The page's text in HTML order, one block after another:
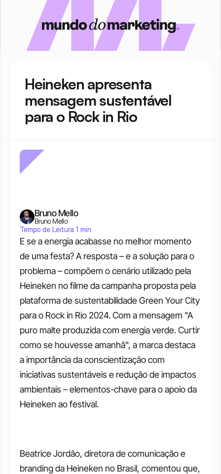
Heineken apresenta
mensagem sustentável
para o Rock in Rio
E se a energia acabasse no melhor momento
de uma festa? A resposta – e a solução para o
problema – compõem o cenário utilizado pela
Heineken no filme da campanha proposta pela
plataforma de sustentabilidade Green Your City
para o Rock in Rio 2024. Com a mensagem "A
puro malte produzida com energia verde. Curtir
como se houvesse amanhã", a marca destaca
a importância da conscientização com
iniciativas sustentáveis e redução de impactos
ambientais – elementos-chave para o apoio da
Heineken ao festival.
Beatrice Jordão, diretora de comunicação e
branding da Heineken no Brasil, comentou que,
Bruno Mello
Bruno Mello
Tempo de Leitura 1 min